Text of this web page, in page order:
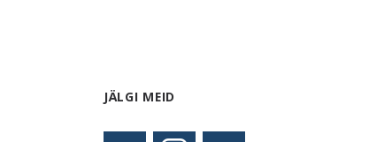
JÄLGI MEID